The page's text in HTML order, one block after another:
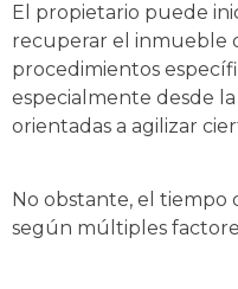
El propietario puede
recuperar el inmueble
procedimientos
especialmente desde
orientadas a agilizar
No obstante, el tiempo
según múltiples